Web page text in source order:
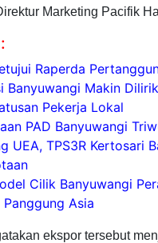
Marketing Pacifik
Raperda
Banyuwangi Makin
Pekerja Lokal
PAD Banyuwangi
UEA, TPS3R Kertosari
Cilik Banyuwangi
Asia
ekspor tersebut